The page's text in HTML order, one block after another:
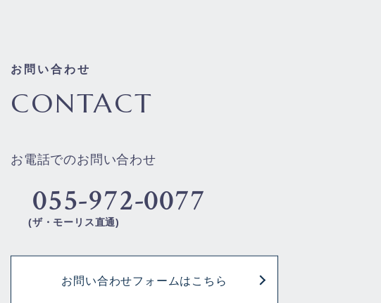
お問い合わせ
CONTACT
お電話でのお問い合わせ
055-972-0077
(ザ・モーリス直通)
お問い合わせフォームはこちら